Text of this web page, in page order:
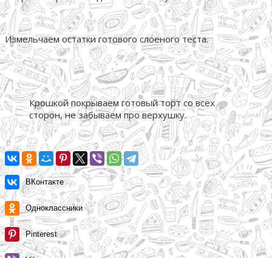
Измельчаем остатки готового слоеного теста.
Крошкой покрываем готовый торт со всех
сторон, не забываем про верхушку.
ВКонтакте
Одноклассники
Pinterest